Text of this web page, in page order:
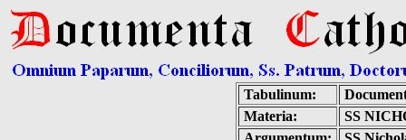
Tabulinum:
Materia:
SS